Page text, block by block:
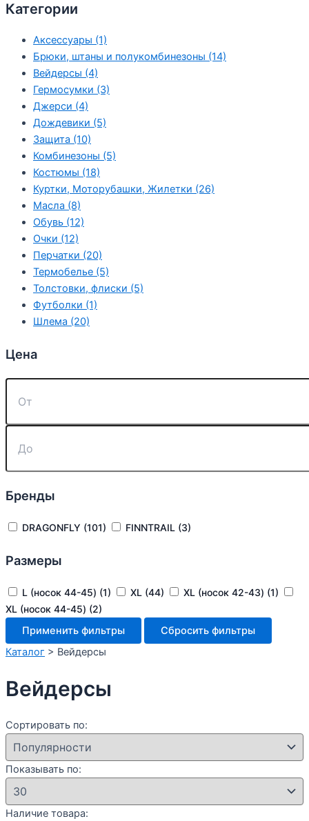
Категории
Аксессуары (1)
Брюки, штаны и полукомбинезоны (14)
Вейдерсы (4)
Гермосумки (3)
Джерси (4)
Дождевики (5)
Защита (10)
Комбинезоны (5)
Костюмы (18)
Куртки, Моторубашки, Жилетки (26)
Масла (8)
Обувь (12)
Очки (12)
Перчатки (20)
Термобелье (5)
Толстовки, флиски (5)
Футболки (1)
Шлема (20)
Цена
Бренды
DRAGONFLY (101) FINNTRAIL (3)
Размеры
L (носок 44-45) (1) XL (44) XL (носок 42-43) (1)
XL (носок 44-45) (2)
Применить фильтры
Сбросить фильтры
Каталог > Вейдерсы
Вейдерсы
Сортировать по:
Показывать по:
Наличие товара: